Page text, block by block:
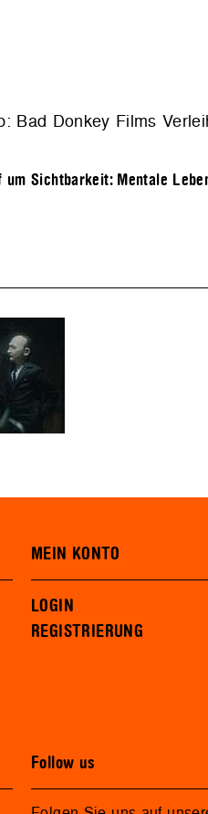
Bad Donkey Films
um Sichtbarkeit: Mentale
MEIN KONTO
LOGIN
REGISTRIERUNG
Follow us